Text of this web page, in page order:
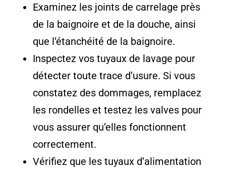
Examinez les joints de carrelage près
de la baignoire et de la douche, ainsi
que l’étanchéité de la baignoire.
Inspectez vos tuyaux de lavage pour
détecter toute trace d’usure. Si vous
constatez des dommages, remplacez
les rondelles et testez les valves pour
vous assurer qu’elles fonctionnent
correctement.
Vérifiez que les tuyaux d’alimentation